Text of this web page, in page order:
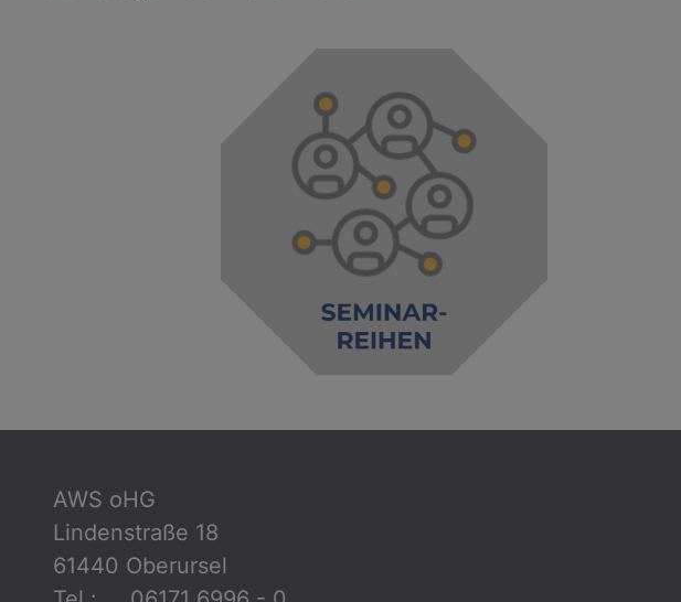
AWS oHG
Lindenstraße 18
61440 Oberursel